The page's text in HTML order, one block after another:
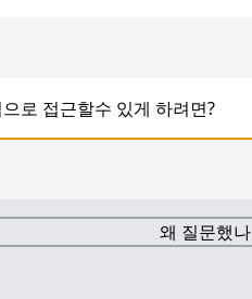
로 접근할수 있게 하려면?
왜 질문했나